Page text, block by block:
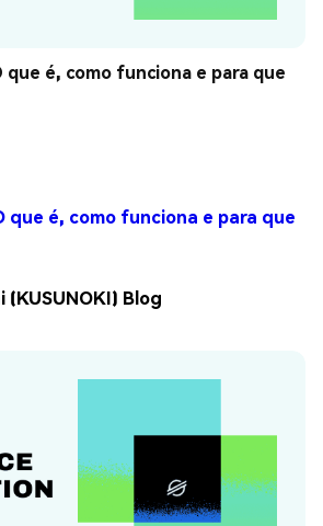
que é, como funciona e para que
que é, como funciona e para que
(KUSUNOKI) Blog